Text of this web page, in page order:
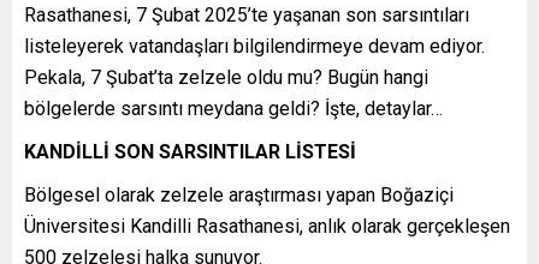
Rasathanesi, 7 Şubat 2025’te yaşanan son sarsıntıları
listeleyerek vatandaşları bilgilendirmeye devam ediyor.
Pekala, 7 Şubat’ta zelzele oldu mu? Bugün hangi
bölgelerde sarsıntı meydana geldi? İşte, detaylar…
KANDİLLİ SON SARSINTILAR LİSTESİ
Bölgesel olarak zelzele araştırması yapan Boğaziçi
Üniversitesi Kandilli Rasathanesi, anlık olarak gerçekleşen
500 zelzelesi halka sunuyor.